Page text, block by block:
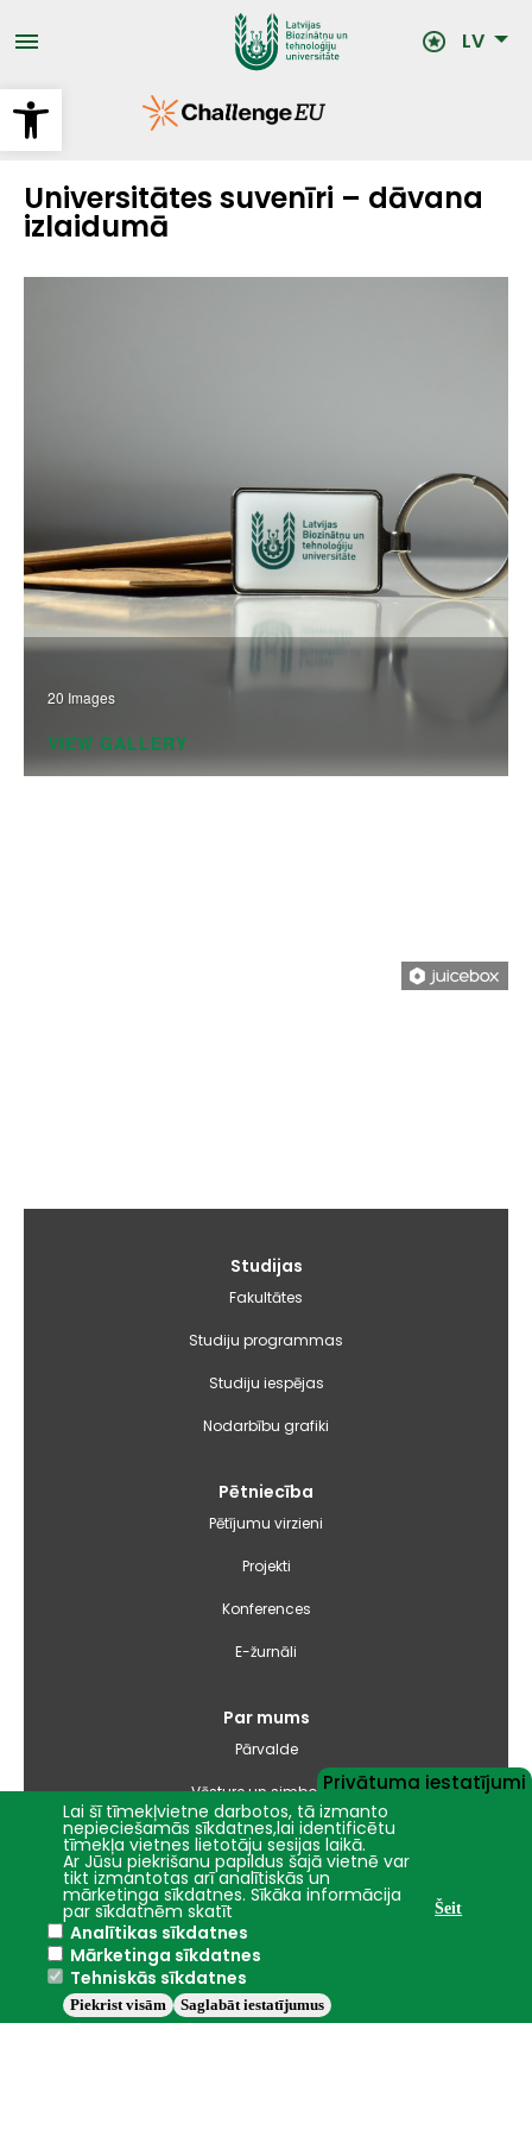
Open toolbar
uz
galveno LV
Universitātes suvenīri – dāvana
izlaidumā
20 Images
VIEW GALLERY
Studijas
Fakultātes
Studiju programmas
Studiju iespējas
Nodarbību grafiki
Pētniecība
Pētījumu virzieni
Projekti
Konferences
E-žurnāli
Par mums
Pārvalde
Vēsture un simbolika
Studiju virzienu pārskati un pašnovērtējuma ziņojumi
Iepirkumi
Nāc studēt
Privātuma iestatījumi
Lai šī tīmekļvietne darbotos, tā izmanto
nepieciešamās sīkdatnes,lai identificētu
tīmekļa vietnes lietotāju sesijas laikā.
Ar Jūsu piekrišanu papildus šajā vietnē var
tikt izmantotas arī analītiskās un
mārketinga sīkdatnes. Sīkāka informācija
par sīkdatnēm skatīt Šeit
Analītikas sīkdatnes
Mārketinga sīkdatnes
Tehniskās sīkdatnes
Saglabāt iestatījumus
Piekrist visām